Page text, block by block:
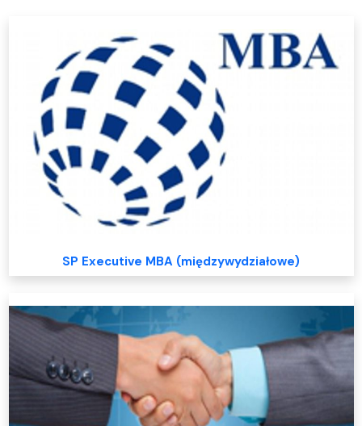
SP Executive MBA (międzywydziałowe)